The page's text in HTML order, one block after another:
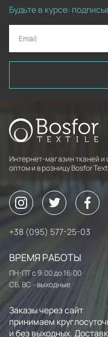
Будьте в курсе:
Интернет-магазин тканей и
оптом и в розницу Bosfor
+38 (095) 577-25-03
ВРЕМЯ РАБОТЫ
ПН-ПТ с 9:00 до 16:00
СБ, ВС - выходные
Заказы через сайт
принимаем
и без выходных.